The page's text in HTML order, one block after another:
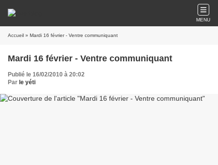
MENU
Accueil » Mardi 16 février - Ventre communiquant
Mardi 16 février - Ventre communiquant
Publié le 16/02/2010 à 20:02
Par le yéti